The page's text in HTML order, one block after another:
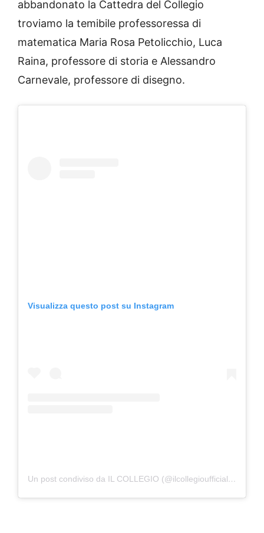
abbandonato la Cattedra del Collegio
troviamo la temibile professoressa di
matematica Maria Rosa Petolicchio, Luca
Raina, professore di storia e Alessandro
Carnevale, professore di disegno.
Visualizza questo post su Instagram
Un post condiviso da IL COLLEGIO (@ilcollegioufficialerai)